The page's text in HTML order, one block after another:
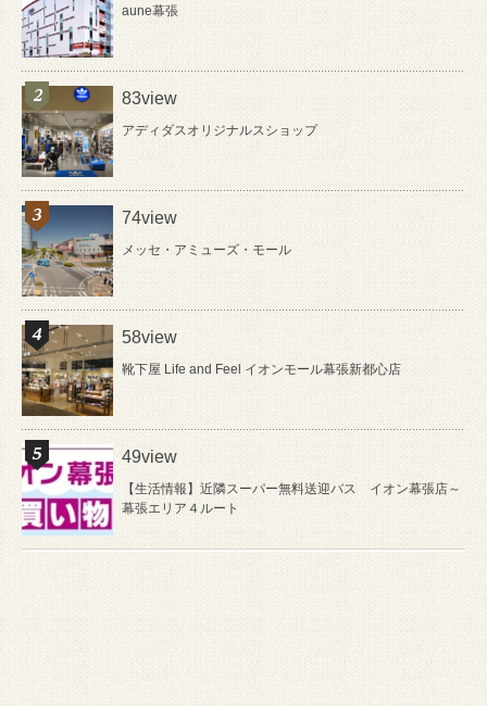
aune幕張
83view
アディダスオリジナルスショップ
74view
メッセ・アミューズ・モール
58view
靴下屋 Life and Feel イオンモール幕張新都心店
49view
【生活情報】近隣スーパー無料送迎バス イオン幕張店～
幕張エリア４ルート